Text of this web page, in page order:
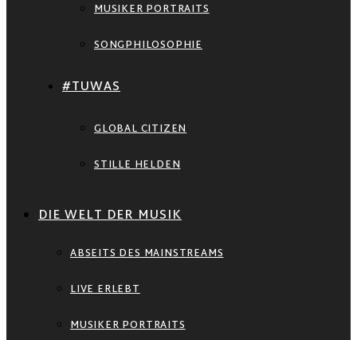
MUSIKER PORTRAITS
SONGPHILOSOPHIE
#TUWAS
GLOBAL CITIZEN
STILLE HELDEN
DIE WELT DER MUSIK
ABSEITS DES MAINSTREAMS
LIVE ERLEBT
MUSIKER PORTRAITS